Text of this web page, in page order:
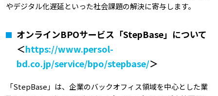
やデジタル化遅延といった社会課題の解決に寄与します。
オンラインBPOサービス「StepBase」について
＜https://www.persol-
bd.co.jp/service/bpo/stepbase/＞
「StepBase」は、企業のバックオフィス領域を中心とした業